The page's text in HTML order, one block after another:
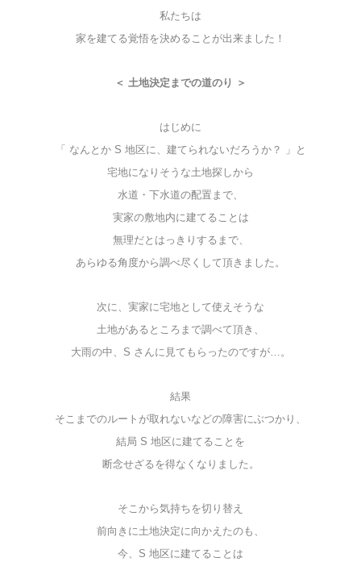
私たちは
家を建てる覚悟を決めることが出来ました！
＜ 土地決定までの道のり ＞
はじめに
「 なんとか S 地区に、建てられないだろうか？ 」と
宅地になりそうな土地探しから
水道・下水道の配置まで、
実家の敷地内に建てることは
無理だとはっきりするまで、
あらゆる角度から調べ尽くして頂きました。
次に、 実家に宅地として使えそうな
土地があるところまで調べて頂き、
大雨の中、S さんに見てもらったのですが…。
結果
そこまでのルートが取れないなどの障害にぶつかり、
結局 S 地区に建てることを
断念せざるを得なくなりました。
そこから気持ちを切り替え
前向きに土地決定に向かえたのも、
今、S 地区に建てることは